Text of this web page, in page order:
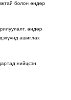
болон өндөр
өндөр
ашиглах
нийцсэн.